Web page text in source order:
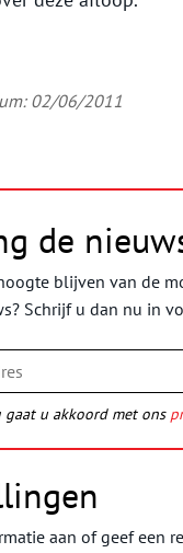
02/06/2011
de
blijven van de
Schrijf u dan nu in
u akkoord met ons
aan of geef een